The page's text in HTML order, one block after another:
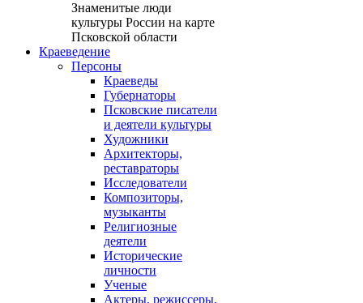
Знаменитые люди
культуры России на карте
Псковской области
Краеведение
Персоны
Краеведы
Губернаторы
Псковские писатели
и деятели культуры
Художники
Архитекторы,
реставраторы
Исследователи
Композиторы,
музыканты
Религиозные
деятели
Исторические
личности
Ученые
Актеры, режиссеры,